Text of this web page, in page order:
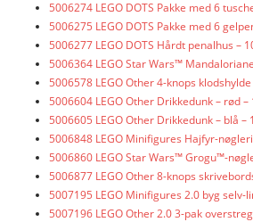
5006274 LEGO DOTS Pakke med 6
5006275 LEGO DOTS Pakke med 6
5006277 LEGO DOTS Hårdt penalhus –
5006364 LEGO Star Wars™
5006578 LEGO Other 4-knops
5006604 LEGO Other Drikkedunk – rød –
5006605 LEGO Other Drikkedunk – blå –
5006848 LEGO Minifigures Hajfyr-
5006860 LEGO Star Wars™ Grogu™-
5006877 LEGO Other 8-knops
5007195 LEGO Minifigures 2.0 byg
5007196 LEGO Other 2.0 3-pak